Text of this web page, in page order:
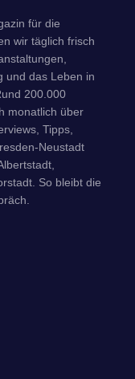
für die
wir täglich frisch
und das Leben in
200.000
monatlich über
Tipps,
Neustadt
So bleibt die